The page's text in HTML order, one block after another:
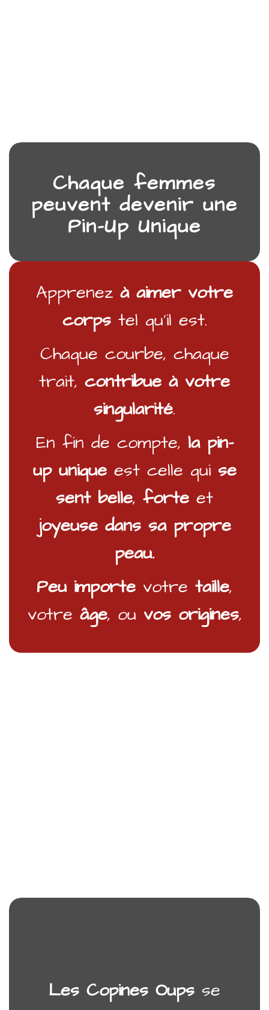
Chaque femmes
peuvent devenir une
Pin-Up Unique
Apprenez à aimer votre
corpstel qu’il est.
Chaque courbe, chaque
trait, contribue à votre
singularité.
En fin de compte, la pin-
up uniqueest celle qui se
sent belle, forte et
joyeuse dans sa propre
peau.
Peu importe votre taille,
votre âge, ou vos origines,
Les Copines Oups se